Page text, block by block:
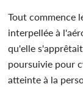
Tout commence
interpellée à
qu'elle
poursuivie pour
atteinte à la